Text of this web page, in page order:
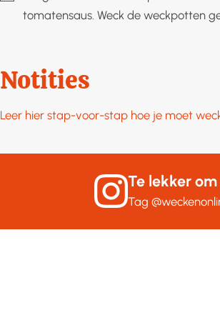
tomatensaus. Weck de weckpotten
Notities
Leer hier stap-voor-stap hoe je moet
Te lekker
Tag